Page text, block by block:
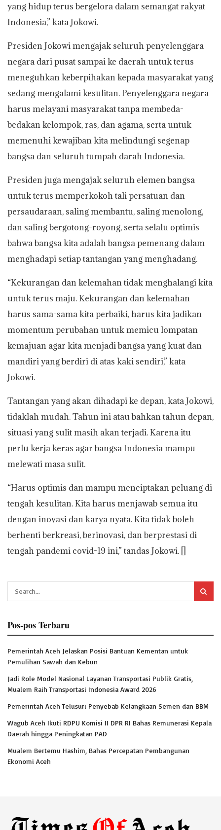
yang hidup terus bergelora dalam semangat rakyat
Indonesia,” kata Jokowi.
Presiden Jokowi mengajak seluruh penyelenggara
negara dari pusat sampai ke daerah untuk terus
meneguhkan keberpihakan kepada masyarakat yang
sedang mengalami kesulitan. Penyelenggara negara
harus melayani masyarakat tanpa membeda-
bedakan kelompok, ras, dan agama, serta untuk
memenuhi kewajiban kita melindungi segenap
bangsa dan seluruh tumpah darah Indonesia.
Presiden juga mengajak seluruh elemen bangsa
untuk terus memperkokoh tali persatuan dan
persaudaraan, saling membantu, saling menolong,
dan saling bergotong-royong, serta selalu optimis
bahwa bangsa kita adalah bangsa pemenang dalam
menghadapi setiap tantangan yang menghadang.
“Kekurangan dan kelemahan tidak menghalangi kita
untuk terus maju. Kekurangan dan kelemahan
harus sama-sama kita perbaiki, harus kita jadikan
momentum perubahan untuk memicu lompatan
kemajuan agar kita menjadi bangsa yang kuat dan
mandiri yang berdiri di atas kaki sendiri,” kata
Jokowi.
Tantangan yang akan dihadapi ke depan, kata Jokowi,
tidaklah mudah. Tahun ini atau bahkan tahun depan,
situasi yang sulit masih akan terjadi. Karena itu
perlu kerja keras agar bangsa Indonesia mampu
melewati masa sulit.
“Harus optimis dan mampu menciptakan peluang di
tengah kesulitan. Kita harus menjawab semua itu
dengan inovasi dan karya nyata. Kita tidak boleh
berhenti berkreasi, berinovasi, dan berprestasi di
tengah pandemi covid-19 ini,” tandas Jokowi. []
Pos-pos Terbaru
Pemerintah Aceh Jelaskan Posisi Bantuan Kementan untuk
Pemulihan Sawah dan Kebun
Jadi Role Model Nasional Layanan Transportasi Publik Gratis,
Mualem Raih Transportasi Indonesia Award 2026
Pemerintah Aceh Telusuri Penyebab Kelangkaan Semen dan BBM
Wagub Aceh Ikuti RDPU Komisi II DPR RI Bahas Remunerasi Kepala
Daerah hingga Peningkatan PAD
Mualem Bertemu Hashim, Bahas Percepatan Pembangunan
Ekonomi Aceh